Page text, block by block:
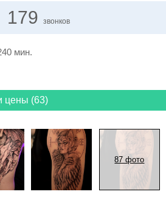
179 звонков
мин.
цены (63)
87 фото